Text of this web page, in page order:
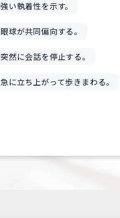
強い執着性を示す。
眼球が共同偏向する。
突然に会話を停止する。
急に立ち上がって歩きまわる。